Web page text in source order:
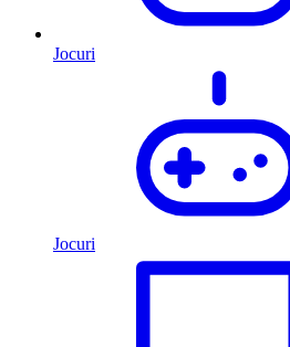
Jocuri
Jocuri